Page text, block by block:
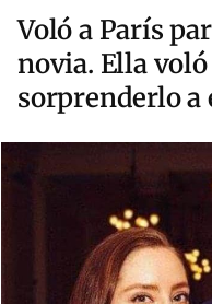
Voló a París
novia. Ella
sorprenderlo a